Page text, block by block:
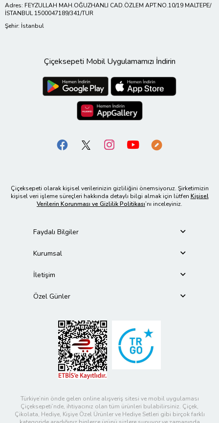
Adres: FEYZULLAH MAH.OĞUZHANLI CAD.ÖZLEM APT.NO.10/19 MALTEPE/
İSTANBUL 1500047189/341/TUR
Şehir: İstanbul
Çiçeksepeti Mobil Uygulamamızı İndirin
Çiçeksepeti olarak kişisel verilerinizin gizliliğini önemsiyoruz. Şirketimizin
kişisel veri işleme süreçleri hakkında detaylı bilgi almak için lütfen Kişisel
Verilerin Korunması ve Gizlilik Politikası’nı inceleyiniz.
Faydalı Bilgiler
Kurumsal
İletişim
Özel Günler
Türkiye’nin önde gelen online alışveriş sitesi ve mobil uygulaması
Çiçeksepeti’nde, ihtiyacınız olan tüm ürünleri bulabilirsiniz. Çiçek,
Çikolata, Hediye, Kişiye Özel Ürünler ve Hediye Setleri gibi birçok farklı